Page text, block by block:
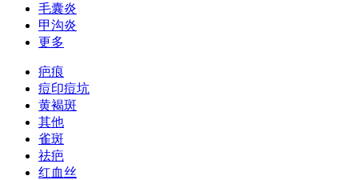
毛囊炎
甲沟炎
更多
疤痕
痘印痘坑
黄褐斑
其他
雀斑
祛疤
红血丝